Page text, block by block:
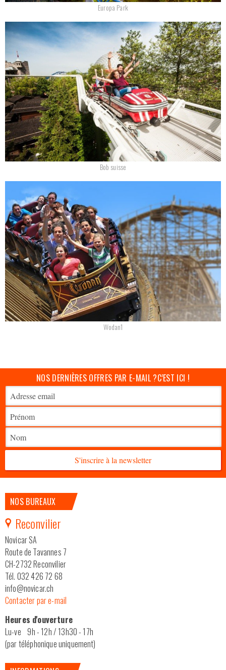
Europa Park
Bob suisse
Wodan1
NOS DERNIÈRES OFFRES PAR E-MAIL ?C’EST ICI !
S'inscrire à la newsletter
NOS BUREAUX
Reconvilier
Novicar SA
Route de Tavannes 7
CH-2732 Reconvilier
Tél. 032 426 72 68
info@novicar.ch
Contacter par e-mail
Heures d'ouverture
Lu-ve 9h - 12h / 13h30 - 17h
(par téléphonique uniquement)